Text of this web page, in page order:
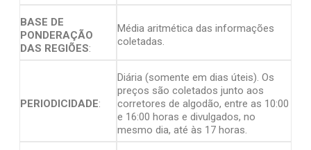
BASE DE
PONDERAÇÃO
DAS REGIÕES:
Média aritmética das informações
coletadas.
PERIODICIDADE:
Diária (somente em dias úteis). Os
preços são coletados junto aos
corretores de algodão, entre as 10:00
e 16:00 horas e divulgados, no
mesmo dia, até às 17 horas.